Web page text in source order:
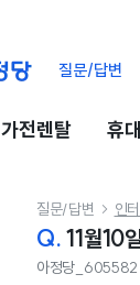
질문/답변
가전렌탈 휴
질문/답변  인
Q. 11월10
아정당_605582